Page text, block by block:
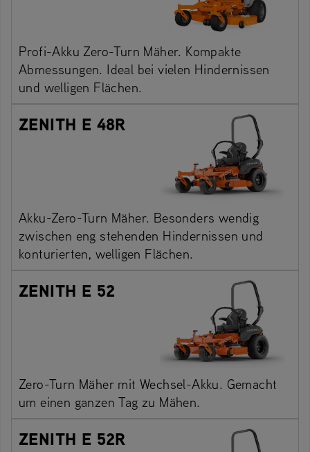
Profi-Akku Zero-Turn Mäher. Kompakte
Abmessungen. Ideal bei vielen Hindernissen
und welligen Flächen.
ZENITH E 48R
Akku-Zero-Turn Mäher. Besonders wendig
zwischen eng stehenden Hindernissen und
konturierten, welligen Flächen.
ZENITH E 52
Zero-Turn Mäher mit Wechsel-Akku. Gemacht
um einen ganzen Tag zu Mähen.
ZENITH E 52R